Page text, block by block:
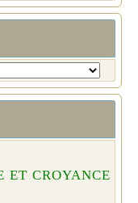
CROYANCE